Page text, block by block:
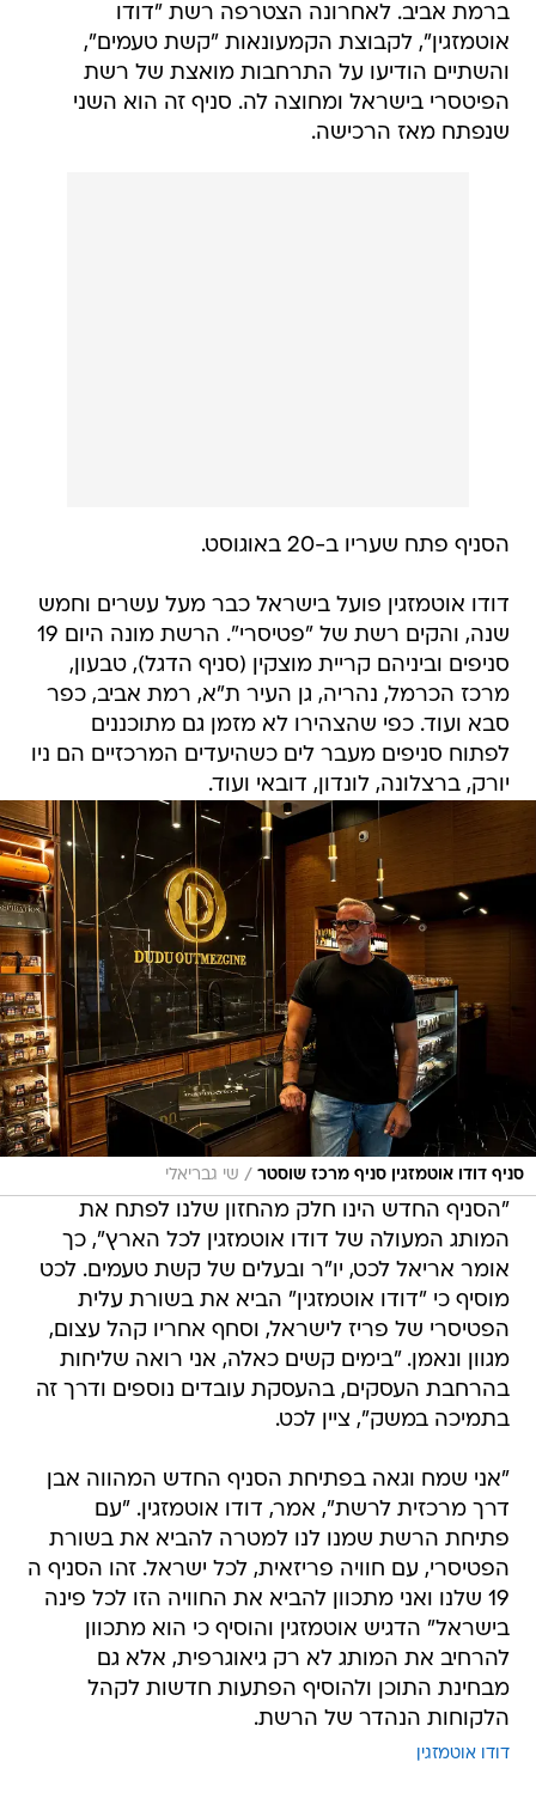
ברמת אביב. לאחרונה הצטרפה רשת "דודו
אוטמזגין", לקבוצת הקמעונאות "קשת טעמים",
והשתיים הודיעו על התרחבות מואצת של רשת
הפיטסרי בישראל ומחוצה לה. סניף זה הוא השני
שנפתח מאז הרכישה.
הסניף פתח שעריו ב-20 באוגוסט.
דודו אוטמזגין פועל בישראל כבר מעל עשרים וחמש
שנה, והקים רשת של "פטיסרי". הרשת מונה היום 19
סניפים וביניהם קריית מוצקין (סניף הדגל), טבעון,
מרכז הכרמל, נהריה, גן העיר ת"א, רמת אביב, כפר
סבא ועוד. כפי שהצהירו לא מזמן גם מתוכננים
לפתוח סניפים מעבר לים כשהיעדים המרכזיים הם ניו
יורק, ברצלונה, לונדון, דובאי ועוד.
סניף דודו אוטמזגין סניף מרכז שוסטר / שי גבריאלי
"הסניף החדש הינו חלק מהחזון שלנו לפתח את
המותג המעולה של דודו אוטמזגין לכל הארץ", כך
אומר אריאל לכט, יו"ר ובעלים של קשת טעמים. לכט
מוסיף כי "דודו אוטמזגין" הביא את בשורת עלית
הפטיסרי של פריז לישראל, וסחף אחריו קהל עצום,
מגוון ונאמן. "בימים קשים כאלה, אני רואה שליחות
בהרחבת העסקים, בהעסקת עובדים נוספים ודרך זה
בתמיכה במשק", ציין לכט.
"אני שמח וגאה בפתיחת הסניף החדש המהווה אבן
דרך מרכזית לרשת", אמר, דודו אוטמזגין. "עם
פתיחת הרשת שמנו לנו למטרה להביא את בשורת
הפטיסרי, עם חוויה פריזאית, לכל ישראל. זהו הסניף ה
19 שלנו ואני מתכוון להביא את החוויה הזו לכל פינה
בישראל" הדגיש אוטמזגין והוסיף כי הוא מתכוון
להרחיב את המותג לא רק גיאוגרפית, אלא גם
מבחינת התוכן ולהוסיף הפתעות חדשות לקהל
הלקוחות הנהדר של הרשת.
דודו אוטמזגין